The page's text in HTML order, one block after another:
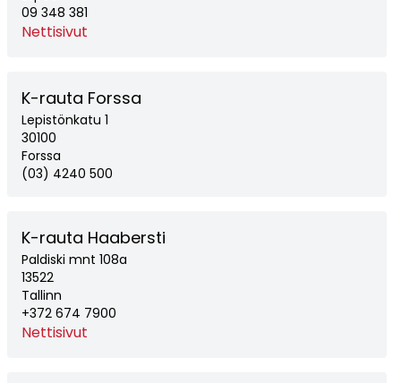
09 348 381
Nettisivut
K-rauta Forssa
Lepistönkatu 1
30100
Forssa
(03) 4240 500
K-rauta Haabersti
Paldiski mnt 108a
13522
Tallinn
+372 674 7900
Nettisivut